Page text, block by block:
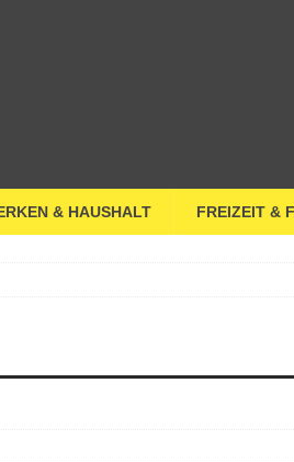
& HAUSHALT FREIZEIT &